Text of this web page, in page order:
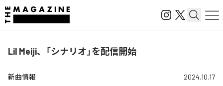
Lil Meiji、「シナリオ」を配信開始
新曲情報 2024.10.17